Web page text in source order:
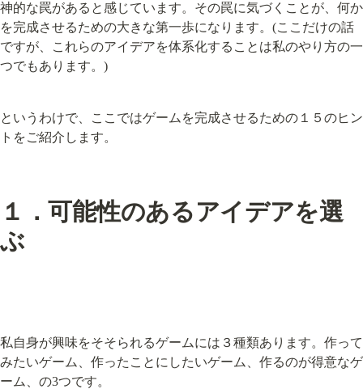
神的な罠があると感じています。その罠に気づくことが、何か
を完成させるための大きな第一歩になります。(ここだけの話
ですが、これらのアイデアを体系化することは私のやり方の一
つでもあります。)
というわけで、ここではゲームを完成させるための１５のヒン
トをご紹介します。
１．可能性のあるアイデアを選
ぶ
私自身が興味をそそられるゲームには３種類あります。作って
みたいゲーム、作ったことにしたいゲーム、作るのが得意なゲ
ーム、の3つです。